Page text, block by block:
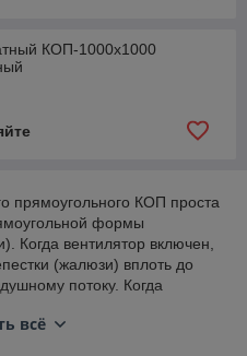
КОП-1000х1000
прямоугольного КОП проста
формы
Когда вентилятор включен,
(жалюзи) вплоть до
потоку. Когда
клапана.
всё